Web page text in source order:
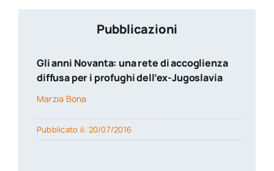
Pubblicazioni
Gli anni Novanta: una rete di accoglienza
diffusa per i profughi dell’ex-Jugoslavia
Marzia Bona
Pubblicato il: 20/07/2016